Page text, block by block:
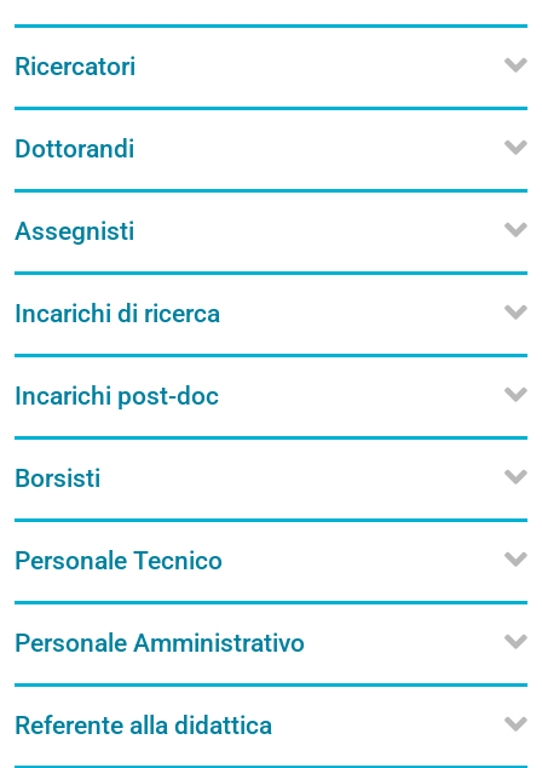
Ricercatori
Dottorandi
Assegnisti
Incarichi di ricerca
Incarichi post-doc
Borsisti
Personale Tecnico
Personale Amministrativo
Referente alla didattica